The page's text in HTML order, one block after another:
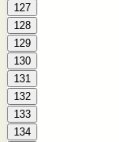
127
128
129
130
131
132
133
134